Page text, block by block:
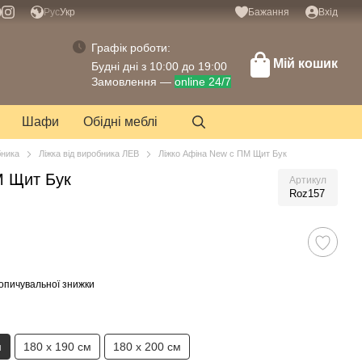
РусУкр Бажання Вхід
Графік роботи:
Будні дні з 10:00 до 19:00
Замовлення — online 24/7
Мій кошик
Шафи Обідні меблі
Ліжка від виробника ЛЕВ Ліжко Афіна New с ПМ Щит Бук
Щит Бук Артикул
Roz157
знижки
180 х 190 см 180 х 200 см